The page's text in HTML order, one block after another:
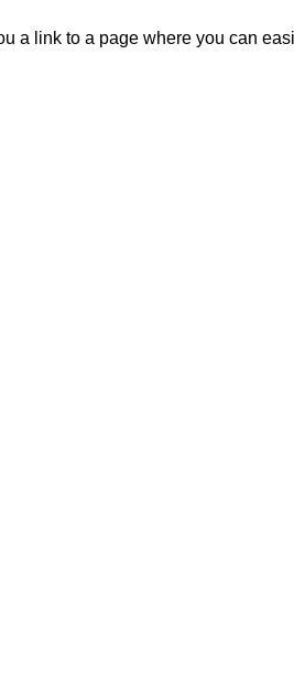
a link to a page where you can